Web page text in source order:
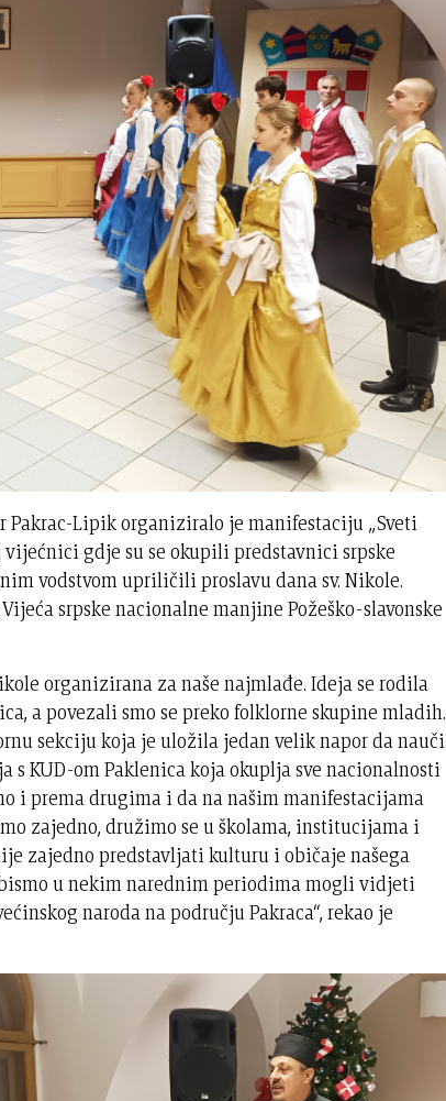
Pakrac-Lipik organiziralo je manifestaciju „Sveti
gdje su se okupili predstavnici srpske
vodstvom upriličili proslavu dana sv. Nikole.
srpske nacionalne manjine Požeško-slavonske
organizirana za naše najmlađe. Ideja se rodila
a povezali smo se preko folklorne skupine mladih.
sekciju koja je uložila jedan velik napor da nauči
s KUD-om Paklenica koja okuplja sve nacionalnosti
i prema drugima i da na našim manifestacijama
zajedno, družimo se u školama, institucijama i
zajedno predstavljati kulturu i običaje našega
u nekim narednim periodima mogli vidjeti
naroda na području Pakraca“, rekao je